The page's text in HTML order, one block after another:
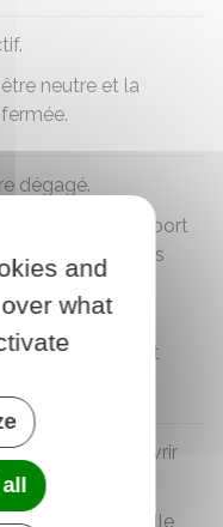
neutre et la
dégagé.
d'oreilles ou le port
autorisés dès lors
distinguer
du visage.
parfaitement
pas recouvrir
acceptée si elle
and
what